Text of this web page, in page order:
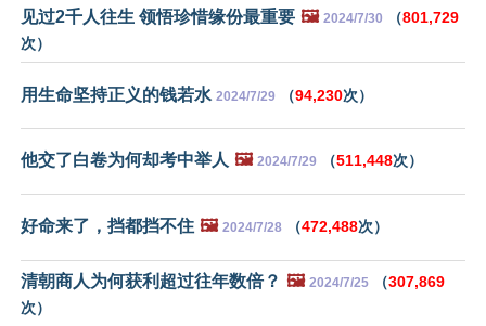
见过2千人往生 领悟珍惜缘份最重要 🖼️ 2024/7/30 （801,729
次）
用生命坚持正义的钱若水 2024/7/29 （94,230次）
他交了白卷为何却考中举人 🖼️ 2024/7/29 （511,448次）
好命来了，挡都挡不住 🖼️ 2024/7/28 （472,488次）
清朝商人为何获利超过往年数倍？ 🖼️ 2024/7/25 （307,869
次）